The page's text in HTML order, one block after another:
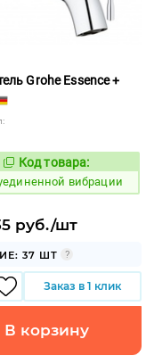
Grohe Essence +
Код:
185385
Код товара:
вибрации
руб./шт
37 ШТ
Заказ в 1 клик
В корзину